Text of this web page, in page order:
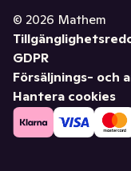
© 2026 Mathem
GDPR
Försäljnings- och
Hantera cookies